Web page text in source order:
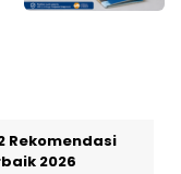
Rekomendasi
2026